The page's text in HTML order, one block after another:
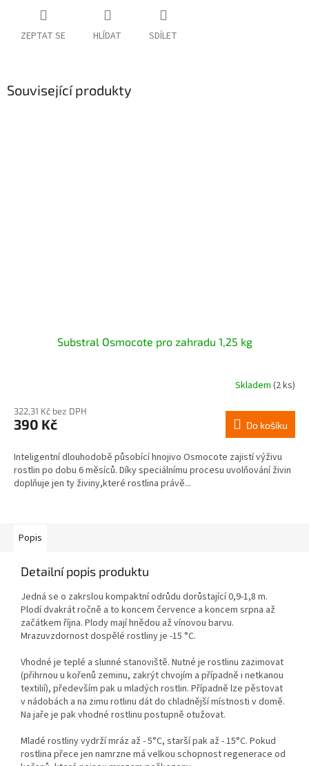
ZEPTAT SE HLÍDAT SDÍLET
Související produkty
Substral Osmocote pro zahradu 1,25 kg
Skladem (2 ks)
322,31 Kč bez DPH
390 Kč Do košíku
Inteligentní dlouhodobě působící hnojivo Osmocote zajistí výživu
rostlin po dobu 6 měsíců. Díky speciálnímu procesu uvolňování živin
doplňuje jen ty živiny,které rostlina právě...
Popis
Detailní popis produktu
Jedná se o zakrslou kompaktní odrůdu dorůstající 0,9-1,8 m.
Plodí dvakrát ročně a to koncem července a koncem srpna až
začátkem října. Plody mají hnědou až vínovou barvu.
Mrazuvzdornost dospělé rostliny je -15 °C.
Vhodné je teplé a slunné stanoviště. Nutné je rostlinu zazimovat
(přihrnou u kořenů zeminu, zakrýt chvojím a případně i netkanou
textilií), především pak u mladých rostlin. Případně lze pěstovat
v nádobách a na zimu rotlinu dát do chladnější místnosti v domě.
Na jaře je pak vhodné rostlinu postupně otužovat.
Mladé rostliny vydrží mráz až - 5°C, starší pak až - 15°C. Pokud
rostlina přece jen namrzne má velkou schopnost regenerace od